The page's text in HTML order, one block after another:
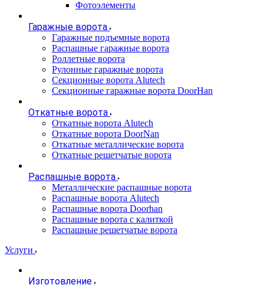
Фотоэлементы
Гаражные ворота
Гаражные подъемные ворота
Распашные гаражные ворота
Роллетные ворота
Рулонные гаражные ворота
Секционные ворота Alutech
Секционные гаражные ворота DoorHan
Откатные ворота
Откатные ворота Alutech
Откатные ворота DoorNan
Откатные металлические ворота
Откатные решетчатые ворота
Распашные ворота
Металлические распашные ворота
Распашные ворота Alutech
Распашные ворота Doorhan
Распашные ворота с калиткой
Распашные решетчатые ворота
Услуги
Изготовление